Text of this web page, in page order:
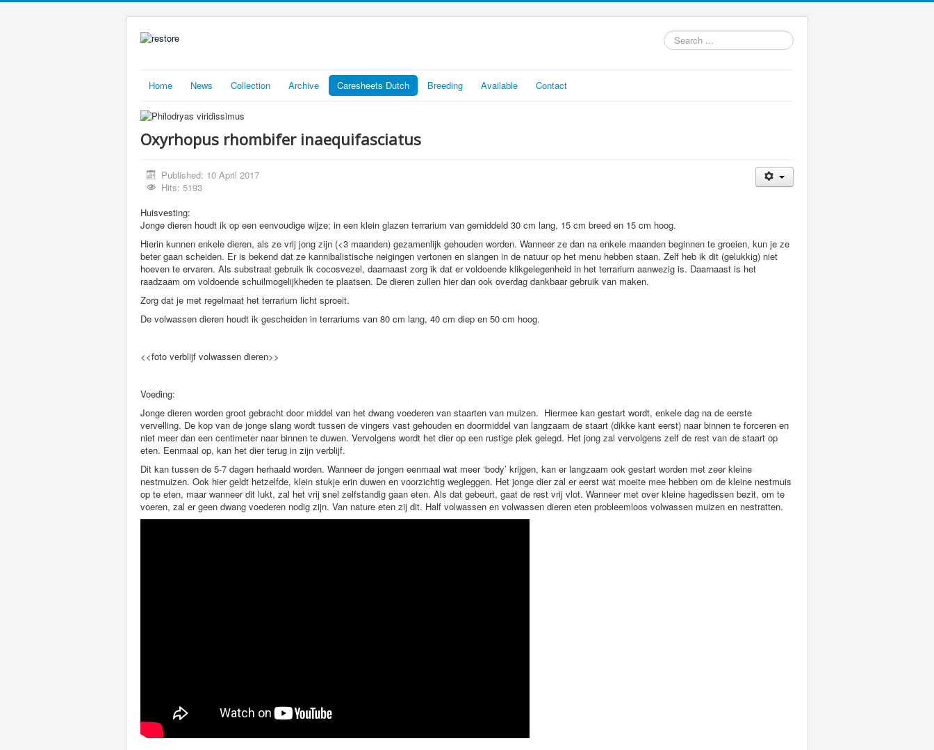
Search
...
Home News Collection Archive Caresheets Dutch Breeding Available Contact
Oxyrhopus rhombifer inaequifasciatus
Published: 10 April 2017
Hits: 5193
Huisvesting:
Jonge dieren houdt ik op een eenvoudige wijze; in een klein glazen terrarium van gemiddeld 30 cm lang, 15 cm breed en 15 cm hoog.
Hierin kunnen enkele dieren, als ze vrij jong zijn (<3 maanden) gezamenlijk gehouden worden. Wanneer ze dan na enkele maanden beginnen te groeien, kun je ze
beter gaan scheiden. Er is bekend dat ze kannibalistische neigingen vertonen en slangen in de natuur op het menu hebben staan. Zelf heb ik dit (gelukkig) niet
hoeven te ervaren. Als substraat gebruik ik cocosvezel, daarnaast zorg ik dat er voldoende klikgelegenheid in het terrarium aanwezig is. Daarnaast is het
raadzaam om voldoende schuilmogelijkheden te plaatsen. De dieren zullen hier dan ook overdag dankbaar gebruik van maken.
Zorg dat je met regelmaat het terrarium licht sproeit.
De volwassen dieren houdt ik gescheiden in terrariums van 80 cm lang, 40 cm diep en 50 cm hoog.
<<foto verblijf volwassen dieren>>
Voeding:
Jonge dieren worden groot gebracht door middel van het dwang voederen van staarten van muizen. Hiermee kan gestart wordt, enkele dag na de eerste
vervelling. De kop van de jonge slang wordt tussen de vingers vast gehouden en doormiddel van langzaam de staart (dikke kant eerst) naar binnen te forceren en
niet meer dan een centimeter naar binnen te duwen. Vervolgens wordt het dier op een rustige plek gelegd. Het jong zal vervolgens zelf de rest van de staart op
eten. Eenmaal op, kan het dier terug in zijn verblijf.
Dit kan tussen de 5-7 dagen herhaald worden. Wanneer de jongen eenmaal wat meer ‘body’ krijgen, kan er langzaam ook gestart worden met zeer kleine
nestmuizen. Ook hier geldt hetzelfde, klein stukje erin duwen en voorzichtig wegleggen. Het jonge dier zal er eerst wat moeite mee hebben om de kleine nestmuis
op te eten, maar wanneer dit lukt, zal het vrij snel zelfstandig gaan eten. Als dat gebeurt, gaat de rest vrij vlot. Wanneer met over kleine hagedissen bezit, om te
voeren, zal er geen dwang voederen nodig zijn. Van nature eten zij dit. Half volwassen en volwassen dieren eten probleemloos volwassen muizen en nestratten.